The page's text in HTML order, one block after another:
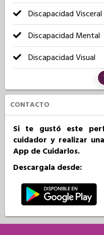
Discapacidad Visceral
Discapacidad Mental
Discapacidad Visual
CONTACTO
Si te gustó este
cuidador y realizar
App de Cuidarlos.
Descargala desde: